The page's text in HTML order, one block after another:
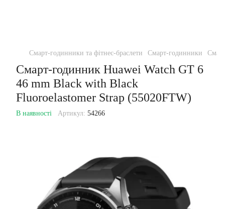
Смарт-годинники та фітнес-браслети Смарт-годинники
Смарт-годинник Huawei Watch GT 6
46 mm Black with Black
Fluoroelastomer Strap (55020FTW)
В наявності Артикул: 54266